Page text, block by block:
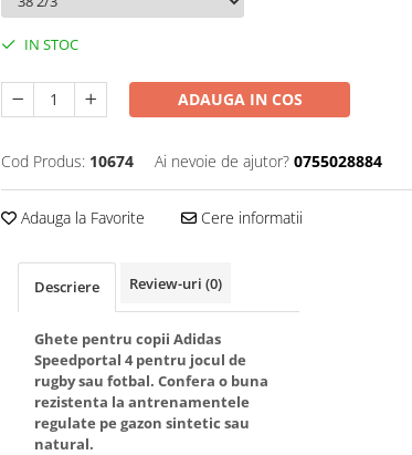
IN STOC
ADAUGA IN COS
Cod Produs: 10674 Ai nevoie de ajutor? 0755028884
Adauga la Favorite Cere informatii
Descriere Review-uri (0)
Ghete pentru copii Adidas
Speedportal 4 pentru jocul de
rugby sau fotbal. Confera o buna
rezistenta la antrenamentele
regulate pe gazon sintetic sau
natural.